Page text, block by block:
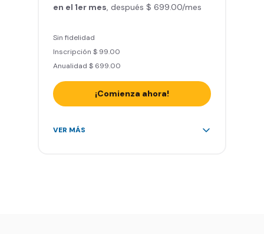
Acceso a todas las áreas de peso
en el 1er mes , después $ 699.00/mes
Sin fidelidad
Inscripción $ 99.00
Anualidad $ 699.00
¡Comienza ahora!
Acceso ilimitado a + 2.000
VER MÁS